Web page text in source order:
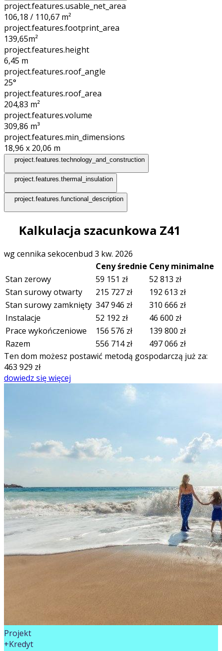
project.features.usable_net_area
106,18 / 110,67 m²
project.features.footprint_area
139,65m²
project.features.height
6,45 m
project.features.roof_angle
25°
project.features.roof_area
204,83 m²
project.features.volume
309,86 m³
project.features.min_dimensions
18,96 x 20,06 m
project.features.technology_and_construction
project.features.thermal_insulation
project.features.functional_description
Kalkulacja szacunkowa Z41
wg cennika sekocenbud 3 kw. 2026
Ceny średnie Ceny minimalne
Stan zerowy
59 151 zł 52 813 zł
Stan surowy otwarty
215 727 zł 192 613 zł
Stan surowy zamknięty 347 946 zł 310 666 zł
Instalacje
52 192 zł 46 600 zł
Prace wykończeniowe
156 576 zł 139 800 zł
Razem
556 714zł 497 066 zł
Ten dom możesz postawić metodą gospodarczą już za:
463 929 zł
dowiedz się więcej
Projekt
+Kredyt